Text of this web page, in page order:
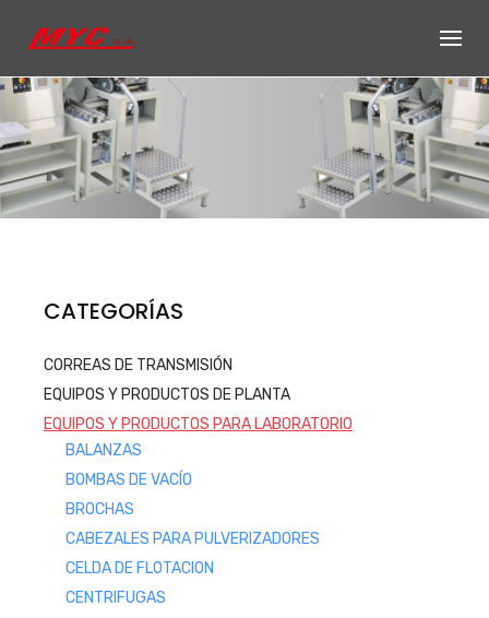
Equipos, accesorios y repuestos
para el sector automotriz e
industrial
Productos
CATEGORÍAS
CORREAS DE TRANSMISIÓN
EQUIPOS Y PRODUCTOS DE PLANTA
EQUIPOS Y PRODUCTOS PARA LABORATORIO
BALANZAS
BOMBAS DE VACÍO
BROCHAS
CABEZALES PARA PULVERIZADORES
CELDA DE FLOTACION
CENTRIFUGAS